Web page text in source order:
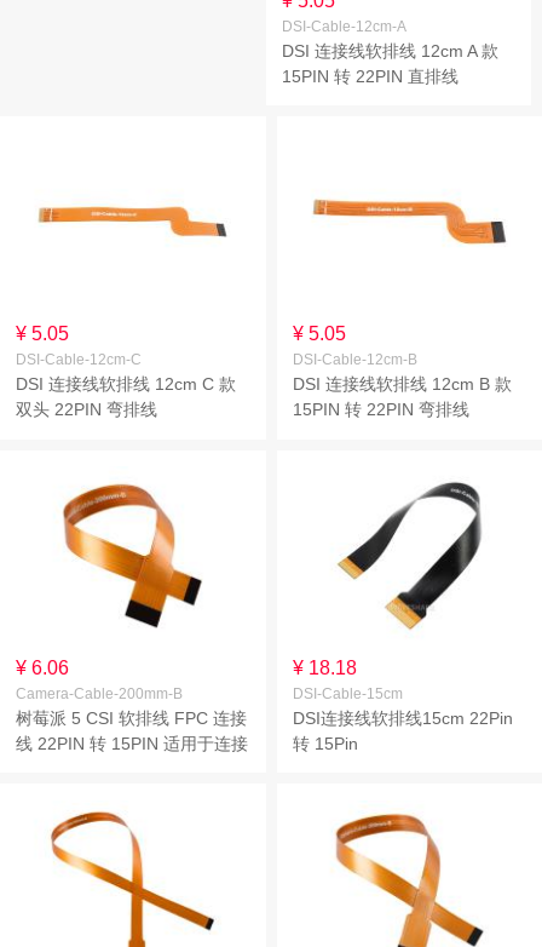
DSI-Cable-12cm-A
DSI 连接线软排线 12cm A 款
15PIN 转 22PIN 直排线
¥ 5.05
DSI-Cable-12cm-B
DSI 连接线软排线 12cm B 款
15PIN 转 22PIN 弯排线
¥ 5.05
DSI-Cable-12cm-C
DSI 连接线软排线 12cm C 款
双头 22PIN 弯排线
¥ 18.18
DSI-Cable-15cm
DSI连接线软排线15cm 22Pin
转 15Pin
¥ 6.06
Camera-Cable-200mm-B
树莓派 5 CSI 软排线 FPC 连接
线 22PIN 转 15PIN 适用于连接